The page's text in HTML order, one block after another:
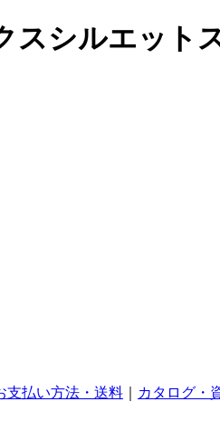
スシルエット
支払い方法・送料 カタログ・